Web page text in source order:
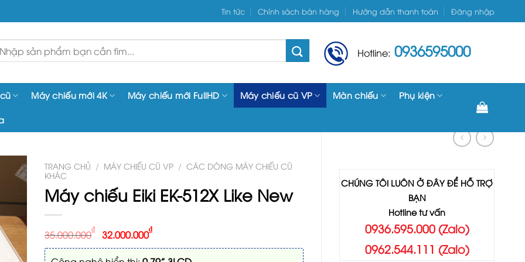
Tin tức Chính sách bán hàng Hướng dẫn thanh toán Đăng nhập
Hotline: 0936595000
Máy chiếu mới 4K Máy chiếu mới FullHD Máy chiếu cũ VP Màn chiếu Phụ kiện
CHÚNG TÔI LUÔN Ở ĐÂY ĐỂ HỖ TRỢ
BẠN
Hotline tư vấn
0936.595.000 (Zalo)
0962.544.111 (Zalo)
TRANG CHỦ / MÁY CHIẾU CŨ VP / CÁC DÒNG MÁY CHIẾU CŨ
KHÁC
Máy chiếu Eiki EK-512X Like New
35.000.000₫ 32.000.000₫